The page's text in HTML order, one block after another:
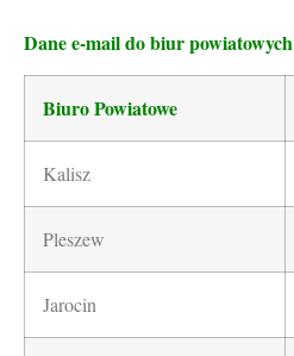
Dane e-mail do biur powiatowych
Biuro Powiatowe
Kalisz
Pleszew
Jarocin